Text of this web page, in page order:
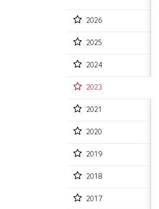
2026
2025
2024
2023
2021
2020
2019
2018
2017